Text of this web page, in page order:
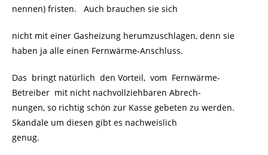
nennen) fristen. Auch brauchen sie sich
nicht mit einer Gasheizung herumzuschlagen, denn sie
haben ja alle einen Fernwärme-Anschluss.
Das bringt natürlich den Vorteil, vom Fernwärme-
Betreiber mit nicht nachvollziehbaren Abrech-
nungen, so richtig schön zur Kasse gebeten zu werden.
Skandale um diesen gibt es nachweislich
genug.